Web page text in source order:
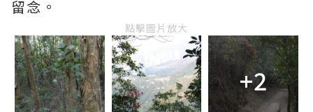
留念。
點擊圖片放大
+2